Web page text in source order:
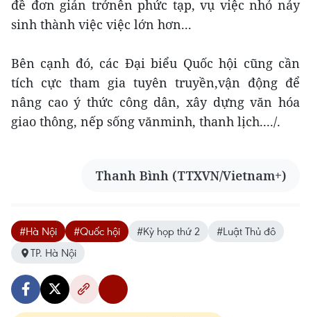
đề đơn giản trởnên phức tạp, vụ việc nhỏ nảy
sinh thành việc việc lớn hơn...
Bên cạnh đó, các Đại biểu Quốc hội cũng cần
tích cực tham gia tuyên truyền,vận động để
nâng cao ý thức công dân, xây dựng văn hóa
giao thông, nếp sống vănminh, thanh lịch..../.
Thanh Bình (TTXVN/Vietnam+)
#Hà Nội #Quốc hội #Kỳ họp thứ 2
#Luật Thủ đô
TP. Hà Nội